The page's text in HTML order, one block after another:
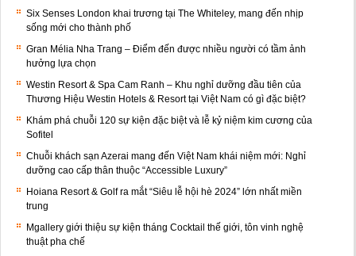
Six Senses London khai trương tại The Whiteley, mang đến nhịp
sống mới cho thành phố
Gran Mélia Nha Trang – Điểm đến được nhiều người có tầm ảnh
hưởng lựa chọn
Westin Resort & Spa Cam Ranh – Khu nghỉ dưỡng đầu tiên của
Thương Hiệu Westin Hotels & Resort tại Việt Nam có gì đặc biệt?
Khám phá chuỗi 120 sự kiện đặc biệt và lễ kỷ niệm kim cương của
Sofitel
Chuỗi khách sạn Azerai mang đến Việt Nam khái niệm mới: Nghỉ
dưỡng cao cấp thân thuộc “Accessible Luxury”
Hoiana Resort & Golf ra mắt “Siêu lễ hội hè 2024” lớn nhất miền
trung
Mgallery giới thiệu sự kiện tháng Cocktail thế giới, tôn vinh nghệ
thuật pha chế